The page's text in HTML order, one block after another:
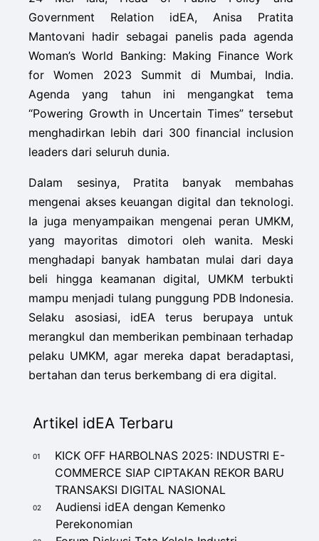
Government Relation idEA, Anisa Pratita
Mantovani hadir sebagai panelis pada agenda
Woman’s World Banking: Making Finance Work
for Women 2023 Summit di Mumbai, India.
Agenda yang tahun ini mengangkat tema
“Powering Growth in Uncertain Times” tersebut
menghadirkan lebih dari 300 financial inclusion
leaders dari seluruh dunia.
Dalam sesinya, Pratita banyak membahas
mengenai akses keuangan digital dan teknologi.
Ia juga menyampaikan mengenai peran UMKM,
yang mayoritas dimotori oleh wanita. Meski
menghadapi banyak hambatan mulai dari daya
beli hingga keamanan digital, UMKM terbukti
mampu menjadi tulang punggung PDB Indonesia.
Selaku asosiasi, idEA terus berupaya untuk
merangkul dan memberikan pembinaan terhadap
pelaku UMKM, agar mereka dapat beradaptasi,
bertahan dan terus berkembang di era digital.
Artikel idEA Terbaru
01
KICK OFF HARBOLNAS 2025: INDUSTRI E-
COMMERCE SIAP CIPTAKAN REKOR BARU
TRANSAKSI DIGITAL NASIONAL
02
Audiensi idEA dengan Kemenko
Perekonomian